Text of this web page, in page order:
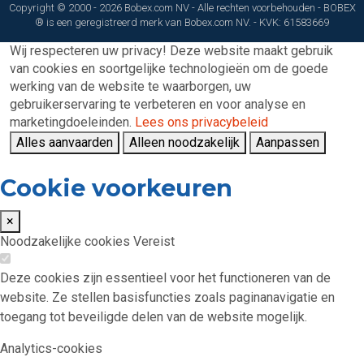
Copyright © 2000 - 2026 Bobex.com NV - Alle rechten voorbehouden - BOBEX
® is een geregistreerd merk van Bobex.com NV. - KVK: 61583669
Wij respecteren uw privacy! Deze website maakt gebruik
van cookies en soortgelijke technologieën om de goede
werking van de website te waarborgen, uw
gebruikerservaring te verbeteren en voor analyse en
marketingdoeleinden. Lees ons privacybeleid
Alles aanvaarden
Alleen noodzakelijk Aanpassen
Cookie voorkeuren
×
Noodzakelijke cookies Vereist
Deze cookies zijn essentieel voor het functioneren van de
website. Ze stellen basisfuncties zoals paginanavigatie en
toegang tot beveiligde delen van de website mogelijk.
Analytics-cookies